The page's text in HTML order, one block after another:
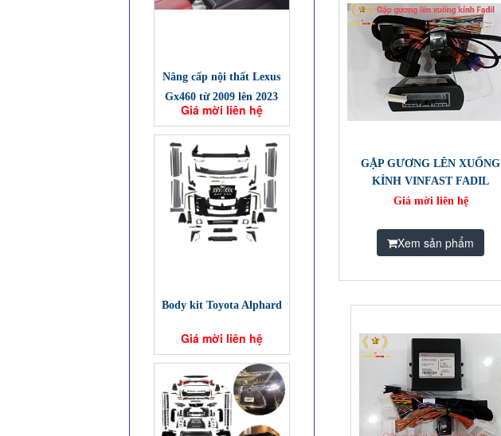
Nâng cấp nội thất Lexus
Gx460 từ 2009 lên 2023
Giá mời liên hệ
Body kit Toyota Alphard
Giá mời liên hệ
GẬP GƯƠNG LÊN XUỐNG
KÍNH VINFAST FADIL
Giá mời liên hệ
Xem sản phẩm